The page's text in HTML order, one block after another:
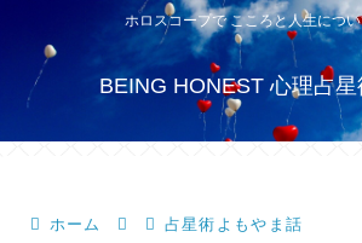
ホロスコープで こころと人生につ
BEING HONEST 心理占
ホーム 占星術よもやま話